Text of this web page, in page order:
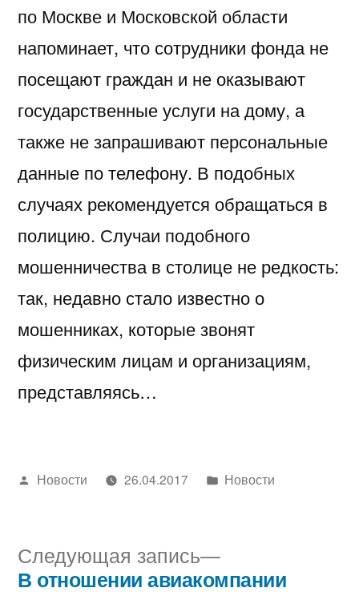
по Москве и Московской области
напоминает, что сотрудники фонда не
посещают граждан и не оказывают
государственные услуги на дому, а
также не запрашивают персональные
данные по телефону. В подобных
случаях рекомендуется обращаться в
полицию. Случаи подобного
мошенничества в столице не редкость:
так, недавно стало известно о
мошенниках, которые звонят
физическим лицам и организациям,
представляясь…
Написано
Новости 26.04.2017
Написано
Новости
Следующая запись
Следующая
запись:
В отношении авиакомпании